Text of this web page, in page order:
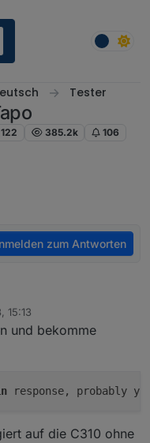
Tester
122 385.2k 106
zum Antworten
15:13
und bekomme
response, probably
auf die C310 ohne